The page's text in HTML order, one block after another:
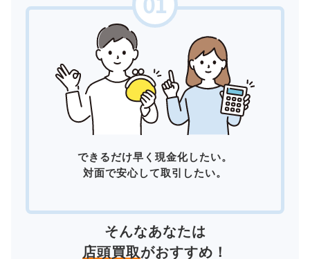
できるだけ早く現金化したい。
対面で安心して取引したい。
そんなあなたは
店頭買取がおすすめ！